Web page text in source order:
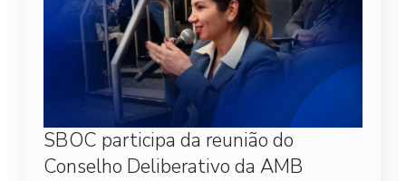
SBOC participa da reunião do
Conselho Deliberativo da AMB